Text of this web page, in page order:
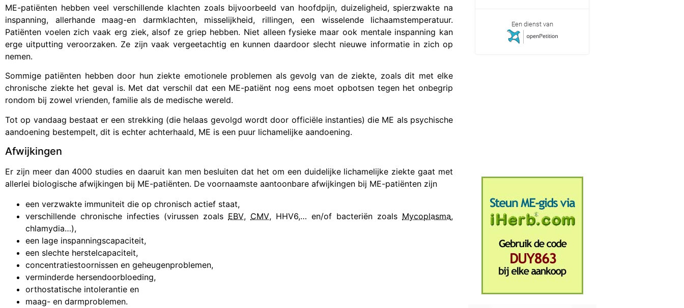
ME-patiënten hebben veel verschillende klachten zoals bijvoorbeeld van hoofdpijn, duizeligheid, spierzwakte na
inspanning, allerhande maag-en darmklachten, misselijkheid, rillingen, een wisselende lichaamstemperatuur.
Patiënten voelen zich vaak erg ziek, alsof ze griep hebben. Niet alleen fysieke maar ook mentale inspanning kan
erge uitputting veroorzaken. Ze zijn vaak vergeetachtig en kunnen daardoor slecht nieuwe informatie in zich op
nemen.
Sommige patiënten hebben door hun ziekte emotionele problemen als gevolg van de ziekte, zoals dit met elke
chronische ziekte het geval is. Met dat verschil dat een ME-patiënt nog eens moet opbotsen tegen het onbegrip
rondom bij zowel vrienden, familie als de medische wereld.
Tot op vandaag bestaat er een strekking (die helaas gevolgd wordt door officiële instanties) die ME als psychische
aandoening bestempelt, dit is echter achterhaald, ME is een puur lichamelijke aandoening.
Afwijkingen
Er zijn meer dan 4000 studies en daaruit kan men besluiten dat het om een duidelijke lichamelijke ziekte gaat met
allerlei biologische afwijkingen bij ME-patiënten. De voornaamste aantoonbare afwijkingen bij ME-patiënten zijn
een verzwakte immuniteit die op chronisch actief staat,
verschillende chronische infecties (virussen zoals EBV, CMV, HHV6,… en/of bacteriën zoals Mycoplasma,
chlamydia…),
een lage inspanningscapaciteit,
een slechte herstelcapaciteit,
concentratiestoornissen en geheugenproblemen,
verminderde hersendoorbloeding,
orthostatische intolerantie en
maag- en darmproblemen.
Een dienst van